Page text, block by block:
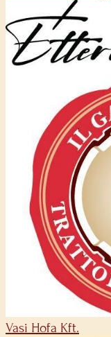
Vasi Hofa Kft.